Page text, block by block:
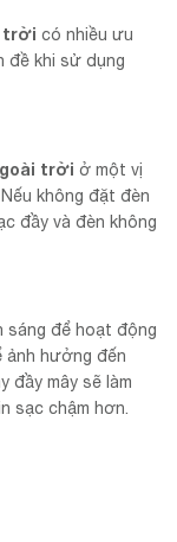
trời có nhiều ưu
đề khi sử dụng
trời ở một vị
không đặt đèn
đầy và đèn không
sáng để hoạt động
ảnh hưởng đến
đầy mây sẽ làm
sạc chậm hơn.